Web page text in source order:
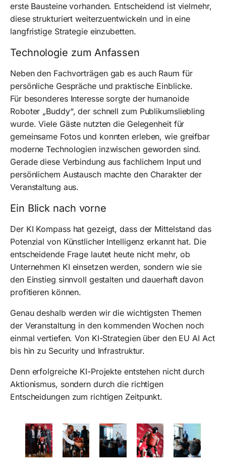
erste Bausteine vorhanden. Entscheidend ist vielmehr,
diese strukturiert weiterzuentwickeln und in eine
langfristige Strategie einzubetten.
Technologie zum Anfassen
Neben den Fachvorträgen gab es auch Raum für
persönliche Gespräche und praktische Einblicke.
Für besonderes Interesse sorgte der humanoide
Roboter „Buddy“, der schnell zum Publikumsliebling
wurde. Viele Gäste nutzten die Gelegenheit für
gemeinsame Fotos und konnten erleben, wie greifbar
moderne Technologien inzwischen geworden sind.
Gerade diese Verbindung aus fachlichem Input und
persönlichem Austausch machte den Charakter der
Veranstaltung aus.
Ein Blick nach vorne
Der KI Kompass hat gezeigt, dass der Mittelstand das
Potenzial von Künstlicher Intelligenz erkannt hat. Die
entscheidende Frage lautet heute nicht mehr, ob
Unternehmen KI einsetzen werden, sondern wie sie
den Einstieg sinnvoll gestalten und dauerhaft davon
profitieren können.
Genau deshalb werden wir die wichtigsten Themen
der Veranstaltung in den kommenden Wochen noch
einmal vertiefen. Von KI-Strategien über den EU AI Act
bis hin zu Security und Infrastruktur.
Denn erfolgreiche KI-Projekte entstehen nicht durch
Aktionismus, sondern durch die richtigen
Entscheidungen zum richtigen Zeitpunkt.